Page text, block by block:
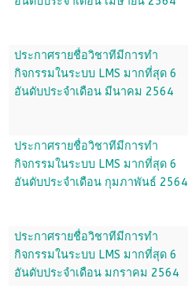
ประกาศรายชื่อวิชาทีมีการทำ
กิจกรรมในระบบ LMS มากที่สุด 6
อันดับประจำเดือน มีนาคม 2564
ประกาศรายชื่อวิชาทีมีการทำ
กิจกรรมในระบบ LMS มากที่สุด 6
อันดับประจำเดือน กุมภาพันธ์ 2564
ประกาศรายชื่อวิชาทีมีการทำ
กิจกรรมในระบบ LMS มากที่สุด 6
อันดับประจำเดือน มกราคม 2564